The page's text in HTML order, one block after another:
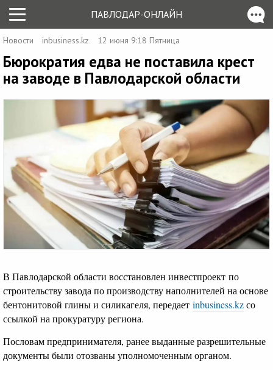
ПАВЛОДАР-ОНЛАЙН
Новости inbusiness.kz 12 июня 9:18 Пятница
Бюрократия едва не поставила крест
на заводе в Павлодарской области
В Павлодарской области восстановлен инвестпроект по
строительству завода по производству наполнителей на основе
бентонитовой глины и силикагеля, передает inbusiness.kzсо
ссылкой на прокуратуру региона.
Пословам предпринимателя, ранее выданные разрешительные
документы были отозваны уполномоченным органом.